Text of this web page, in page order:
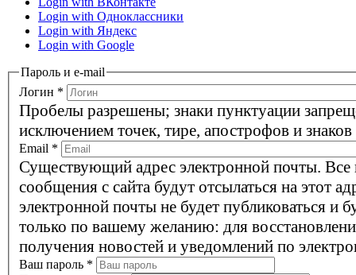
Login with Одноклассники
Login with Яндекс
Login with Google
Пароль и e-mail
Логин *
Пробелы разрешены; знаки пунктуации
исключением точек, тире, апострофов и
Email *
Существующий адрес электронной почты. Все
сообщения с сайта будут отсылаться на этот
электронной почты не будет публиковаться и
только по вашему желанию: для
получения новостей и уведомлений по
Ваш пароль *